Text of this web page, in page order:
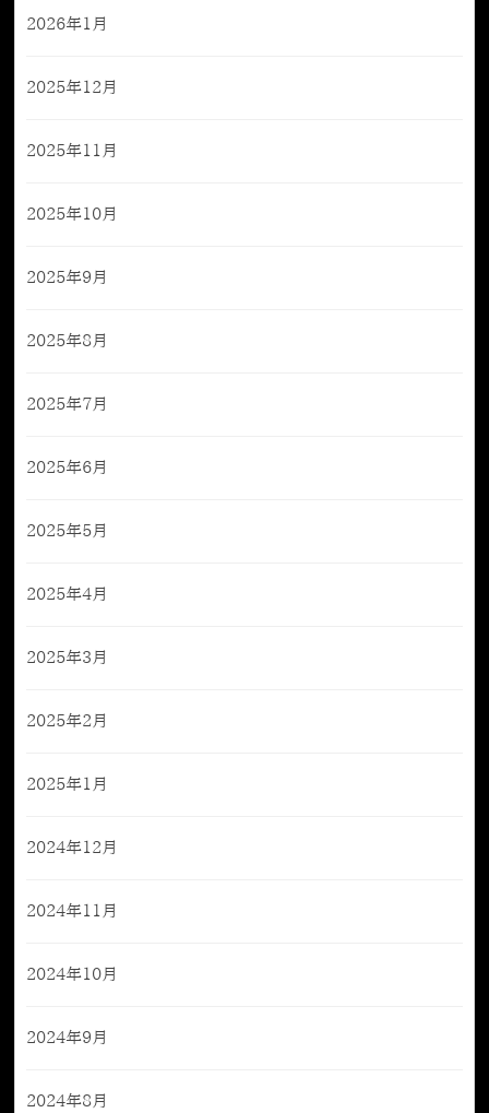
2026年1月
2025年12月
2025年11月
2025年10月
2025年9月
2025年8月
2025年7月
2025年6月
2025年5月
2025年4月
2025年3月
2025年2月
2025年1月
2024年12月
2024年11月
2024年10月
2024年9月
2024年8月